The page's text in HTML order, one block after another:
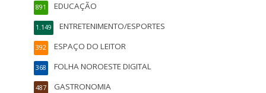
EDUCAÇÃO
891
ENTRETENIMENTO/ESPORTES
1.149
ESPAÇO DO LEITOR
392
FOLHA NOROESTE DIGITAL
368
GASTRONOMIA
487